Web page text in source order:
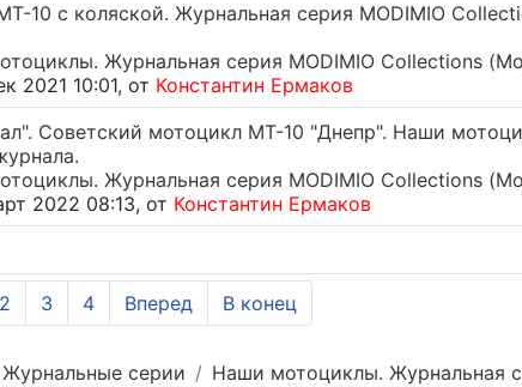
10 с коляской. Журнальная серия MODIMIO
Журнальная серия MODIMIO Collections
2021 10:01, от Константин Ермаков
Советский мотоцикл МТ-10 "Днепр". Наши
Журнальная серия MODIMIO Collections
2022 08:13, от Константин Ермаков
2 3 4 Вперед В конец
Журнальные серии
Наши мотоциклы. Журнальная